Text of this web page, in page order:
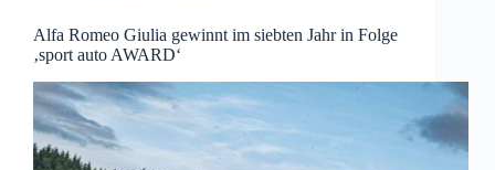
Alfa Romeo Giulia gewinnt im siebten Jahr in Folge
‚sport auto AWARD‘